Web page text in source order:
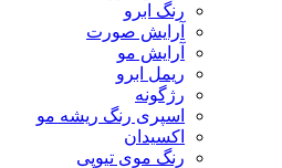
رنگ ابرو
آرایش صورت
آرایش مو
ریمل ابرو
رژگونه
اسپری رنگ ریشه مو
اکسیدان
رنگ موی تیوپی